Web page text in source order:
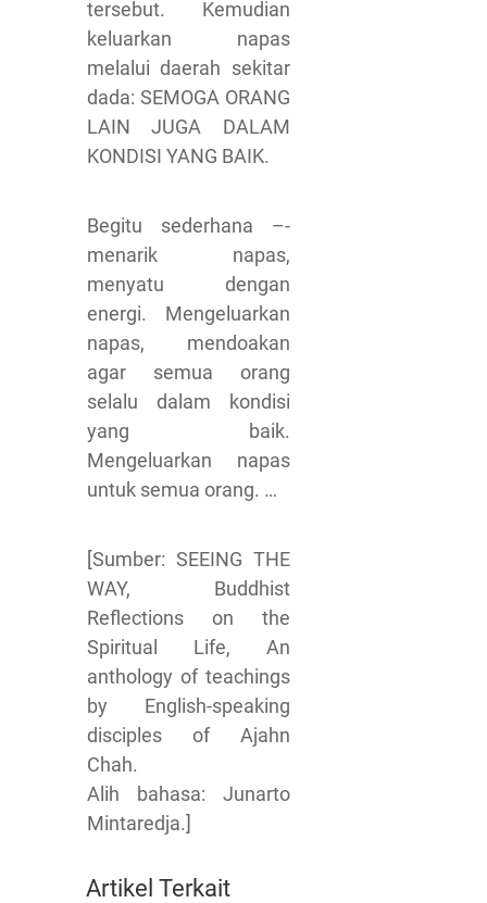
tersebut. Kemudian
keluarkan napas
melalui daerah sekitar
dada: SEMOGA ORANG
LAIN JUGA DALAM
KONDISI YANG BAIK.
Begitu sederhana –-
menarik napas,
menyatu dengan
energi. Mengeluarkan
napas, mendoakan
agar semua orang
selalu dalam kondisi
yang baik.
Mengeluarkan napas
untuk semua orang. …
[Sumber: SEEING THE
WAY, Buddhist
Reflections on the
Spiritual Life, An
anthology of teachings
by English-speaking
disciples of Ajahn
Chah.
Alih bahasa: Junarto
Mintaredja.]
Artikel Terkait